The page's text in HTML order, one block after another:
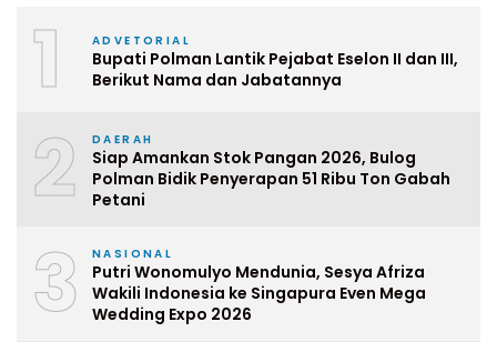
1 ADVETORIAL
Bupati Polman Lantik Pejabat Eselon II dan III,
Berikut Nama dan Jabatannya
2 DAERAH
Siap Amankan Stok Pangan 2026, Bulog
Polman Bidik Penyerapan 51 Ribu Ton Gabah
Petani
3 NASIONAL
Putri Wonomulyo Mendunia, Sesya Afriza
Wakili Indonesia ke Singapura Even Mega
Wedding Expo 2026